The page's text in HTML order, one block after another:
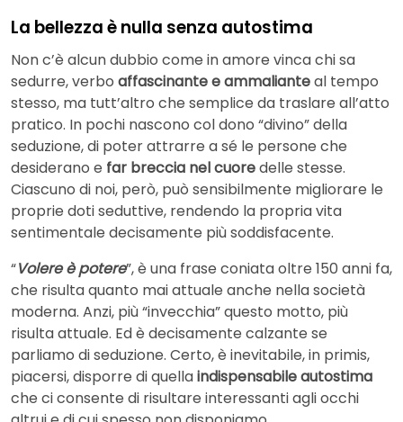
La bellezza è nulla senza autostima
Non c’è alcun dubbio come in amore vinca chi sa
sedurre, verbo affascinante e ammalianteal tempo
stesso, ma tutt’altro che semplice da traslare all’atto
pratico. In pochi nascono col dono “divino” della
seduzione, di poter attrarre a sé le persone che
desiderano e far breccia nel cuoredelle stesse.
Ciascuno di noi, però, può sensibilmente migliorare le
proprie doti seduttive, rendendo la propria vita
sentimentale decisamente più soddisfacente.
“Volere è potere”, è una frase coniata oltre 150 anni fa,
che risulta quanto mai attuale anche nella società
moderna. Anzi, più “invecchia” questo motto, più
risulta attuale. Ed è decisamente calzante se
parliamo di seduzione. Certo, è inevitabile, in primis,
piacersi, disporre di quellaindispensabile autostima
che ci consente di risultare interessanti agli occhi